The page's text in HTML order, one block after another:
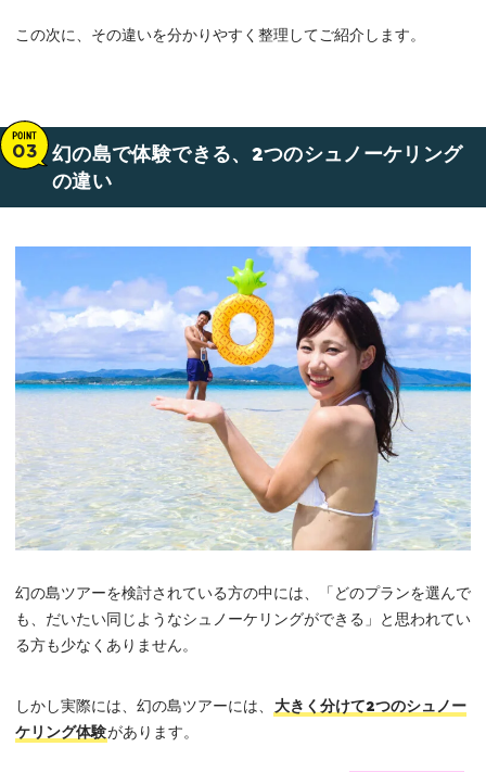
この次に、その違いを分かりやすく整理してご紹介します。
幻の島で体験できる、2つのシュノーケリング
の違い
幻の島ツアーを検討されている方の中には、「どのプランを選んで
も、だいたい同じようなシュノーケリングができる」と思われてい
る方も少なくありません。
しかし実際には、幻の島ツアーには、
大きく分けて2つのシュノー
ケリング体験があります。